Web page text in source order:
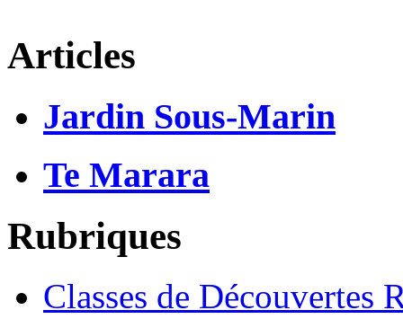
Articles
Jardin Sous-Marin
Te Marara
Rubriques
Classes de Découvertes